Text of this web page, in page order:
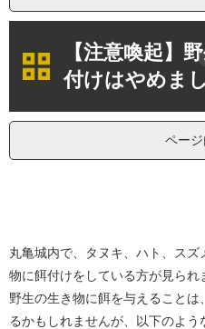
文
【注意喚起】
付けはやめま
ペー
丸亀城内で、タヌキ、ハト、ス
物に餌付けをしている方が見られ
野生の生き物に餌を与えることは
るかもしれませんが、以下のよ